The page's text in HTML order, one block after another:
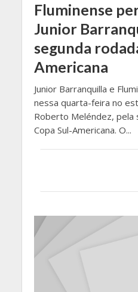
Fluminense
Junior
segunda
Americana
Junior Barranquilla e
nessa quarta-feira no
Roberto Meléndez, pela
Copa Sul-Americana. O...